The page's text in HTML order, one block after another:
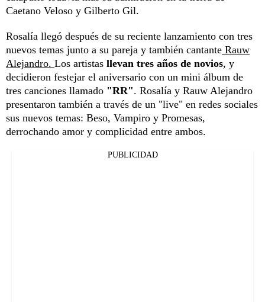
Caetano Veloso y Gilberto Gil.
Rosalía llegó después de su reciente lanzamiento con tres
nuevos temas junto a su pareja y también cantante Rauw
Alejandro. Los artistas llevan tres años de novios, y
decidieron festejar el aniversario con un mini álbum de
tres canciones llamado "RR". Rosalía y Rauw Alejandro
presentaron también a través de un "live" en redes sociales
sus nuevos temas: Beso, Vampiro y Promesas,
derrochando amor y complicidad entre ambos.
PUBLICIDAD